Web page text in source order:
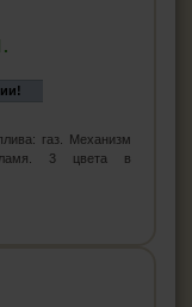
газ. Механизм
пламя. 3 цвета в